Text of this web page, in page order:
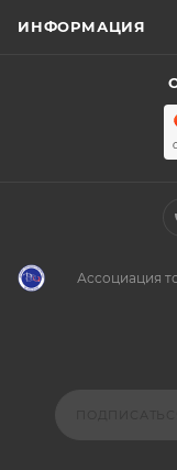
ИНФОРМАЦИЯ
Ассоциация